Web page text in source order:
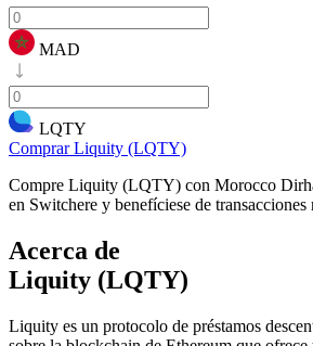
MAD
LQTY
Comprar Liquity (LQTY)
Compre Liquity (LQTY) con Morocco
en Switchere y benefíciese de transacciones
Acerca de
Liquity (LQTY)
Liquity es un protocolo de préstamos